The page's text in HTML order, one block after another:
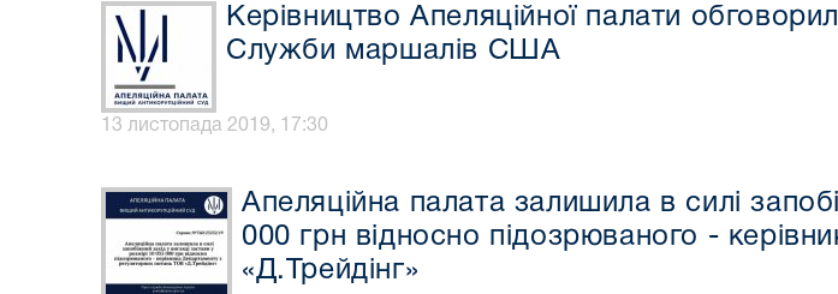
Керівництво Апеляційної палати
Служби маршалів США
13 листопада 2019, 17:30
Апеляційна палата залишила в силі
000 грн відносно підозрюваного -
«Д.Трейдінг»